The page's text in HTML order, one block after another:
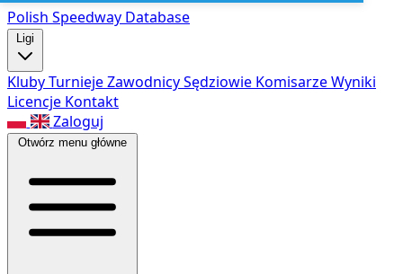
Polish Speedway Database
Ligi
KlubyTurniejeZawodnicySędziowie KomisarzeWyniki
Licencje Kontakt
Zaloguj
Otwórz menu główne